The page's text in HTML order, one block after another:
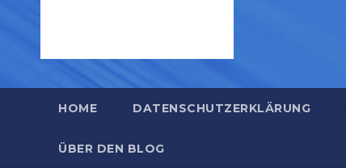
HOME DATENSCHUTZERKLÄRUNG
ÜBER DEN BLOG